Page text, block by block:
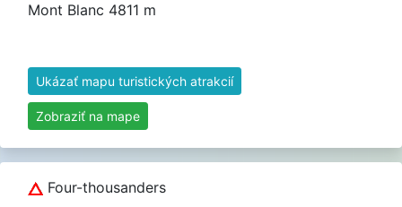
Mont Blanc 4811 m
Ukázať mapu turistických atrakcií
Zobraziť na mape
Four-thousanders